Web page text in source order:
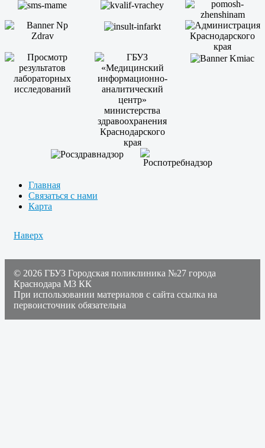
Главная
Связаться с нами
Карта
Наверх
© 2026 ГБУЗ Городская поликлиника №27 города
Краснодара МЗ КК
При использовании материалов с сайта ссылка на
первоисточник обязательна